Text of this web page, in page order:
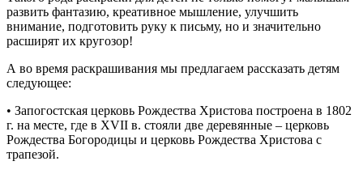
развить фантазию, креативное мышление, улучшить
внимание, подготовить руку к письму, но и значительно
расширят их кругозор!
А во время раскрашивания мы предлагаем рассказать детям
следующее:
• Запогостская церковь Рождества Христова построена в 1802
г. на месте, где в XVII в. стояли две деревянные – церковь
Рождества Богородицы и церковь Рождества Христова с
трапезой.